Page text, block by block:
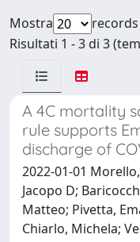
Mostra
records
Risultati 1 - 3 di 3
A 4C mortality
rule supports
discharge of
2022-01-01
Jacopo D;
Matteo; Pivetta,
Chiarlo, Michela;